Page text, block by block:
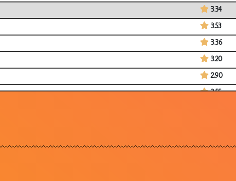
3.34
3.53
3.36
3.20
2.90
3.55